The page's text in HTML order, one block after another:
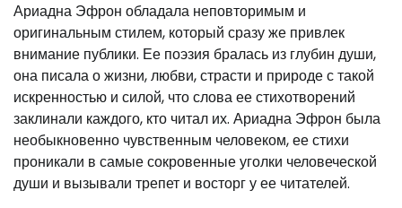
Ариадна Эфрон обладала неповторимым и
оригинальным стилем, который сразу же привлек
внимание публики. Ее поэзия бралась из глубин души,
она писала о жизни, любви, страсти и природе с такой
искренностью и силой, что слова ее стихотворений
заклинали каждого, кто читал их. Ариадна Эфрон была
необыкновенно чувственным человеком, ее стихи
проникали в самые сокровенные уголки человеческой
души и вызывали трепет и восторг у ее читателей.